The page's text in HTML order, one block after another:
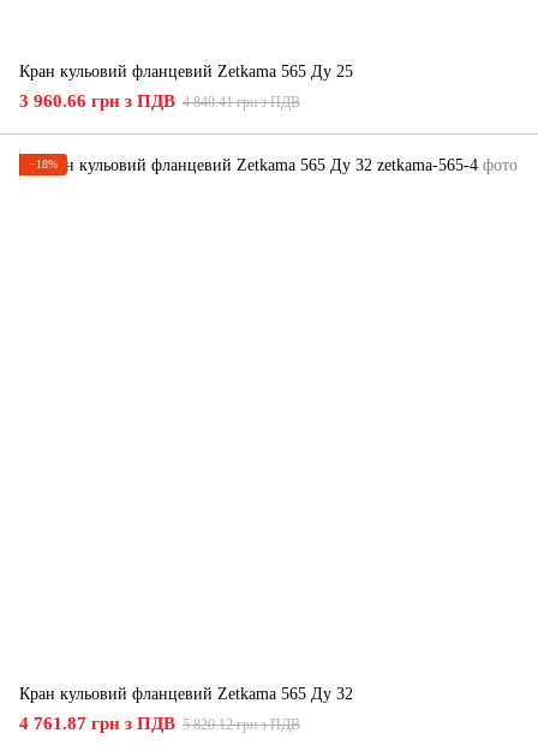
Кран кульовий фланцевий Zetkama 565 Ду 25
3 960.66 грн з ПДВ 4 840.41 грн з ПДВ
−18%
Кран кульовий фланцевий Zetkama 565 Ду 32
4 761.87 грн з ПДВ 5 820.12 грн з ПДВ